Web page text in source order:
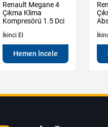
Renault Megane 4
Çıkma Klima
Kompresörü 1.5 Dci
İkinci El
Hemen İncele